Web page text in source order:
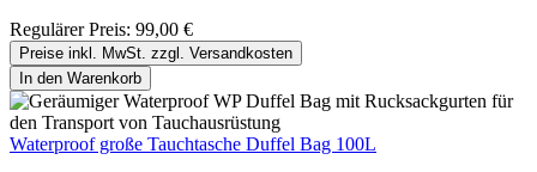
Regulärer Preis: 99,00 €
Preise inkl. MwSt. zzgl. Versandkosten
In den Warenkorb
Waterproof große Tauchtasche Duffel Bag 100L